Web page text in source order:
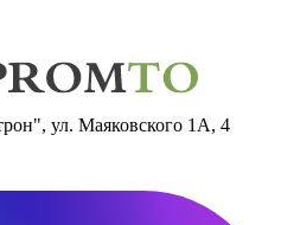
ул. Маяковского 1А, 4